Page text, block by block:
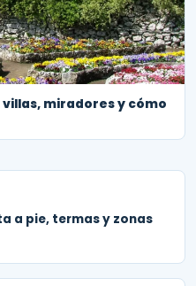
miradores y cómo
a pie, termas y zonas